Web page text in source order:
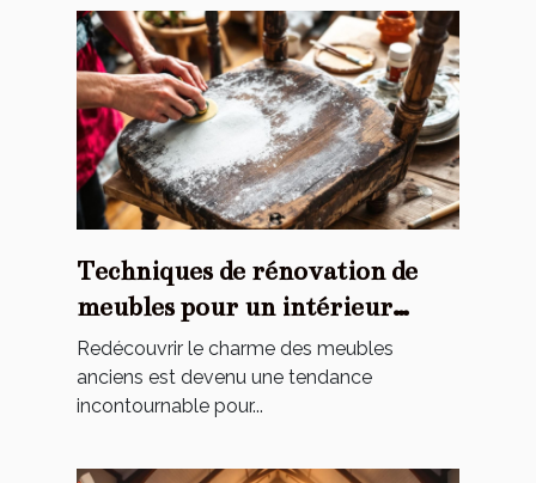
Techniques de rénovation de
meubles pour un intérieur
personnalisé
Redécouvrir le charme des meubles
anciens est devenu une tendance
incontournable pour...